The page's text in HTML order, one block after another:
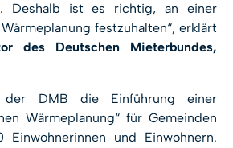
Deshalb ist es richtig, an einer
festzuhalten“, erklärt
des Deutschen Mieterbundes,
der DMB die Einführung einer
Wärmeplanung“ für Gemeinden
und Einwohnern.